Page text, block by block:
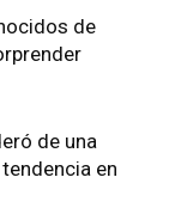
de
de una
en